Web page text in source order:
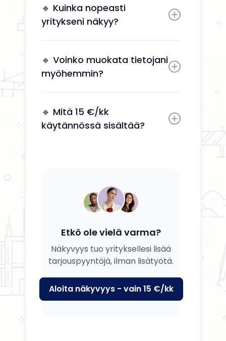
yhteydenottoja ilman, että sinun
tarvitsee käyttää aikaa
markkinointiin.
🔹 Kuinka nopeasti
yritykseni näkyy?
kuluessa aktivoinnin jälkeen.
🔹 Voinko muokata tietojani
myöhemmin?
ja kuvauksesi milloin tahansa.
🔹 Mitä 15 €/kk
käytännössä sisältää?
Etkö ole vielä varma?
Näkyvyys tuo yrityksellesi lisää
tarjouspyyntöjä, ilman lisätyötä.
Aloita näkyvyys - vain 15 €/kk